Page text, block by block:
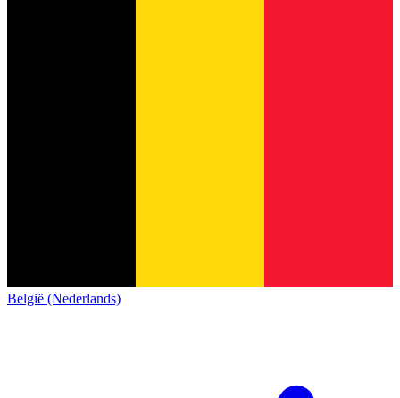
België (Nederlands)